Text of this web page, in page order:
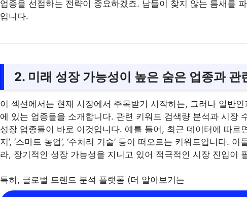
업종을 선점하는 전략이 중요하겠죠. 남들이 찾지 않는 틈새를
입니다.
2. 미래 성장 가능성이 높은 숨은 업종과 관
이 섹션에서는 현재 시장에서 주목받기 시작하는, 그러나 일반
에 있는 업종들을 소개합니다. 관련 키워드 검색량 분석과 시장
성장 업종들이 바로 이것입니다. 예를 들어, 최근 데이터에 따르면
지’, ‘스마트 농업’, ‘수처리 기술’ 등이 떠오르는 키워드입니다.
라, 장기적인 성장 가능성을 지니고 있어 적극적인 시장 진입이
특히, 글로벌 트렌드 분석 플랫폼 (더 알아보기는